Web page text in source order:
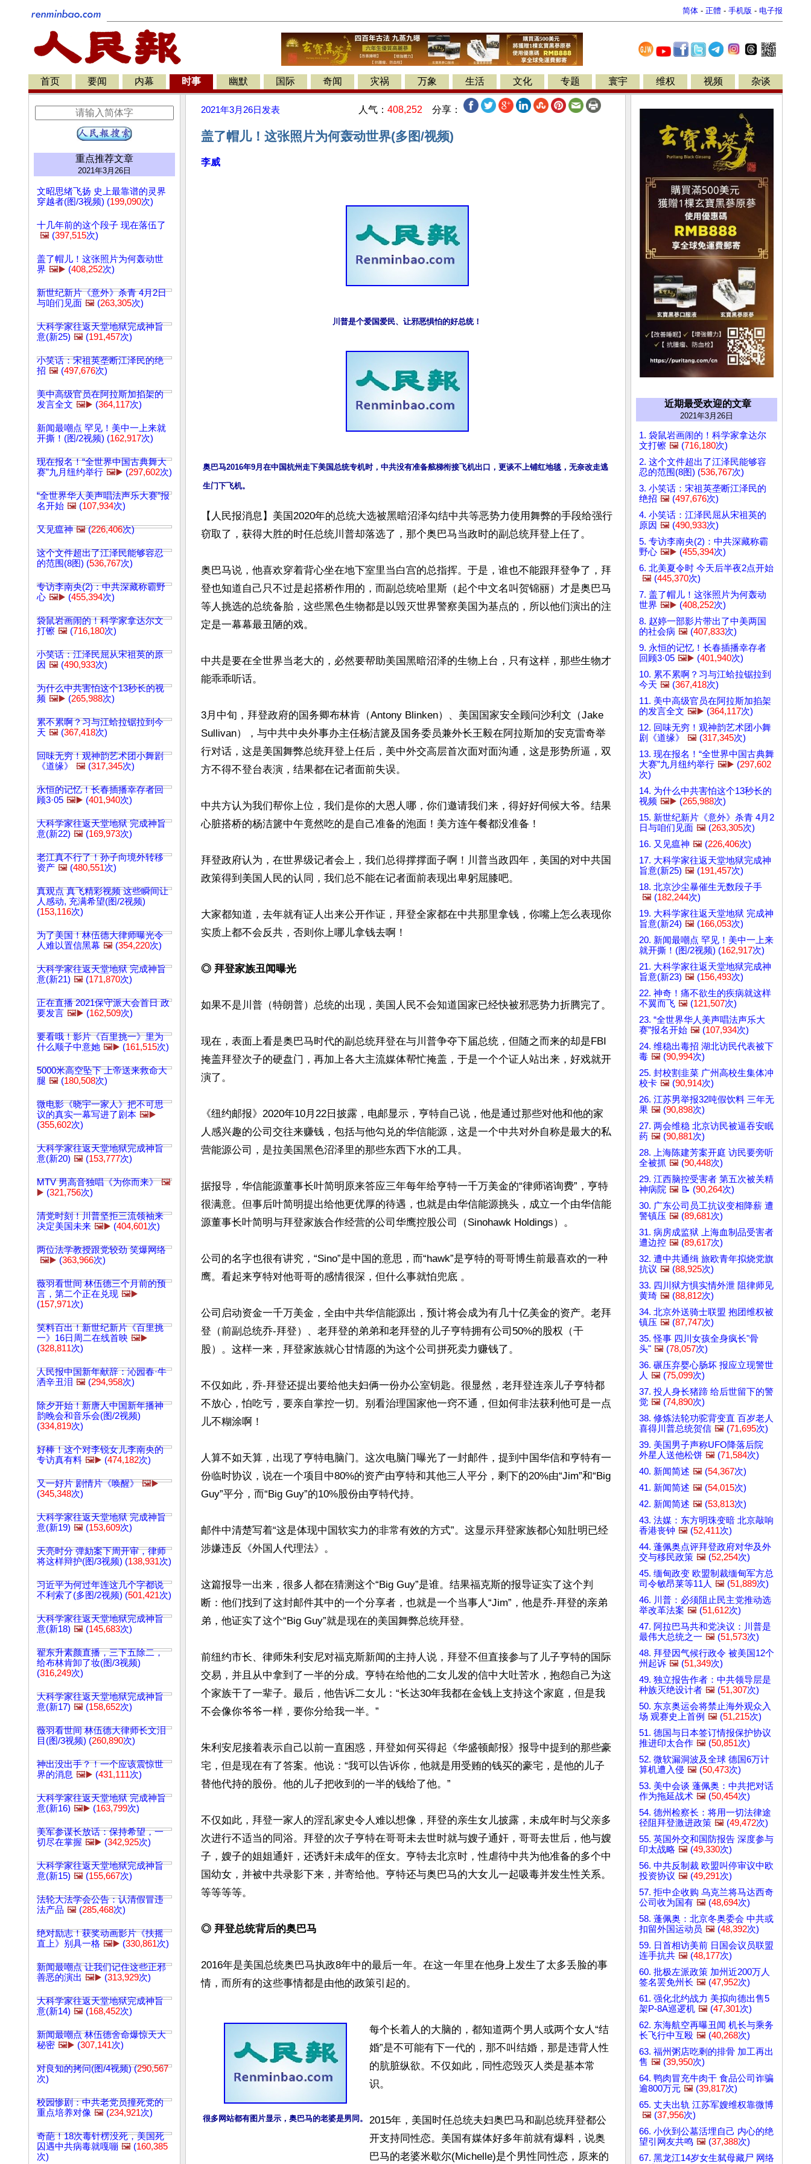
简体 - 正體 - 手机版 - 电子报
首页 要闻 内幕 时事 幽默 国际 奇闻 灾祸 万象 生活 文化 专题 寰宇 维权 视频 杂谈
重点推荐文章
2021年3月26日
文昭思绪飞扬 史上最靠谱的灵界
穿越者(图/3视频) (199,090次)
十几年前的这个段子 现在落伍了
🖼️ (397,515次)
盖了帽儿！这张照片为何轰动世
界 🖼️▶️ (408,252次)
新世纪新片《意外》杀青 4月2日
与咱们见面 🖼️ (263,305次)
大科学家往返天堂地狱完成神旨
意(新25) 🖼️ (191,457次)
小笑话：宋祖英垄断江泽民的绝
招 🖼️ (497,676次)
美中高级官员在阿拉斯加掐架的
发言全文 🖼️▶️ (364,117次)
新闻最嘲点 罕见！美中一上来就
开撕！(图/2视频) (162,917次)
现在报名！“全世界中国古典舞大
赛”九月纽约举行 🖼️▶️ (297,602次)
“全世界华人美声唱法声乐大赛”报
名开始 🖼️ (107,934次)
又见瘟神 🖼️(226,406次)
这个文件超出了江泽民能够容忍
的范围(8图) (536,767次)
专访李南央(2)：中共深藏称霸野
心 🖼️▶️ (455,394次)
袋鼠岩画闹的！科学家拿达尔文
打镲 🖼️ (716,180次)
小笑话：江泽民屈从宋祖英的原
因 🖼️ (490,933次)
为什么中共害怕这个13秒长的视
频 🖼️▶️ (265,988次)
累不累啊？习与江蛤拉锯拉到今
天 🖼️ (367,418次)
回味无穷！观神韵艺术团小舞剧
《道缘》
🖼️ (317,345次)
永恒的记忆！长春插播幸存者回
顾3·05 🖼️▶️ (401,940次)
大科学家往返天堂地狱 完成神旨
意(新22) 🖼️ (169,973次)
老江真不行了！孙子向境外转移
资产 🖼️ (480,551次)
真观点 真飞精彩视频 这些瞬间让
人感动, 充满希望(图/2视频)
(153,116次)
为了美国！林伍德大律师曝光令
人难以置信黑幕 🖼️ (354,220次)
大科学家往返天堂地狱 完成神旨
意(新21) 🖼️ (171,870次)
正在直播 2021保守派大会首日 政
要发言 🖼️▶️ (162,509次)
要看哦！影片《百里挑一》里为
什么顺子中意她 🖼️▶️ (161,515次)
5000米高空坠下 上帝送来救命大
腿 🖼️ (180,508次)
微电影《晓宇一家人》把不可思
议的真实一幕写进了剧本 🖼️▶️
(355,602次)
大科学家往返天堂地狱完成神旨
意(新20) 🖼️ (153,777次)
MTV 男高音独唱《为你而来》 🖼️
▶️ (321,756次)
清党时刻！川普坚拒三流领袖来
决定美国未来 🖼️▶️ (404,601次)
两位法学教授跟党较劲 笑爆网络
🖼️▶️ (363,966次)
薇羽看世间 林伍德三个月前的预
言，第二个正在兑现 🖼️▶️
(157,971次)
笑料百出！新世纪新片《百里挑
一》16日周二在线首映 🖼️▶️
(328,811次)
人民报中国新年献辞：沁园春·牛
洒辛丑泪 🖼️ (294,958次)
除夕开始！新唐人中国新年播神
韵晚会和音乐会(图/2视频)
(334,819次)
好棒！这个对李锐女儿李南央的
专访真有料 🖼️▶️ (474,182次)
又一好片 剧情片《唤醒》 🖼️▶️
(345,348次)
大科学家往返天堂地狱 完成神旨
意(新19) 🖼️ (153,609次)
天亮时分 弹劾案下周开审，律师
将这样辩护(图/3视频) (138,931次)
习近平为何过年连这几个字都说
不利索了(多图/2视频) (501,421次)
大科学家往返天堂地狱完成神旨
意(新18) 🖼️ (145,683次)
翟东升素颜直播，三下五除二，
给布林肯卸了妆(图/3视频)
(316,249次)
大科学家往返天堂地狱完成神旨
意(新17) 🖼️ (158,652次)
薇羽看世间 林伍德大律师长文泪
目(图/3视频) (260,890次)
神出没出手？！一个应该震惊世
界的消息 🖼️▶️ (431,111次)
大科学家往返天堂地狱 完成神旨
意(新16) 🖼️▶️ (163,799次)
美军参谋长放话：保持希望，一
切尽在掌握 🖼️▶️ (342,925次)
大科学家往返天堂地狱完成神旨
意(新15) 🖼️ (155,667次)
法轮大法学会公告：认清假冒违
法产品 🖼️ (285,468次)
绝对励志！获奖动画影片《扶摇
直上》别具一格 🖼️▶️ (330,861次)
新闻最嘲点 让我们记住这些正邪
善恶的演出 🖼️▶️ (313,929次)
大科学家往返天堂地狱完成神旨
意(新14) 🖼️ (168,452次)
新闻最嘲点 林伍德舍命爆惊天大
秘密 🖼️▶️ (307,141次)
对良知的拷问(图/4视频) (290,567
次)
校园惨剧：中共老党员撞死党的
重点培养对像 🖼️ (234,921次)
奇葩！18次毒针楞没死，美国死
囚遇中共病毒就嘎嘣 🖼️ (160,385
次)
2021年3月26日 发表 人气： 408,252 分享：
盖了帽儿！这张照片为何轰动世界(多图/视频)
李威
川普是个爱国爱民、让邪恶惧怕的好总统！
奥巴马2016年9月在中国杭州走下美国总统专机时，中共没有准备舷梯衔接飞机出口，更谈不上铺红地毯，无奈改走逃
生门下飞机。
【人民报消息】美国2020年的总统大选被黑暗沼泽勾结中共等恶势力使用舞弊的手段给强行
窃取了，获得大胜的时任总统川普却落选了，那个奥巴马当政时的副总统拜登上任了。
奥巴马说，他喜欢穿着背心坐在地下室里当白宫的总指挥。于是，谁也不能跟拜登争了，拜
登也知道自己只不过是起搭桥作用的，而副总统哈里斯（起个中文名叫贺锦丽）才是奥巴马
等人挑选的总统备胎，这些黑色生物都是以毁灭世界警察美国为基点的，所以他们演出的注
定是一幕幕最丑陋的戏。
中共是要在全世界当老大的，必然要帮助美国黑暗沼泽的生物上台，只有这样，那些生物才
能乖乖听话。
3月中旬，拜登政府的国务卿布林肯（Antony Blinken）、美国国家安全顾问沙利文（Jake
Sullivan），与中共中央外事办主任杨洁篪及国务委员兼外长王毅在阿拉斯加的安克雷奇举
行对话，这是美国舞弊总统拜登上任后，美中外交高层首次面对面沟通，这是形势所逼，双
方不得不登台表演，结果都在记者面前失误。
中共方认为我们帮你上位，我们是你的大恩人哪，你们邀请我们来，得好好伺候大爷。结果
心脏搭桥的杨洁篪中午竟然吃的是自己准备的泡面！美方连午餐都没准备！
拜登政府认为，在世界级记者会上，我们总得撑撑面子啊！川普当政四年，美国的对中共国
政策得到美国人民的认同，我们总不能在记者面前表现出卑躬屈膝吧。
大家都知道，去年就有证人出来公开作证，拜登全家都在中共那里拿钱，你嘴上怎么表现你
实质上都不会反共，否则你上哪儿拿钱去啊！
◎ 拜登家族丑闻曝光
如果不是川普（特朗普）总统的出现，美国人民不会知道国家已经快被邪恶势力折腾完了。
现在，表面上看是奥巴马时代的副总统拜登在与川普争夺下届总统，但随之而来的却是FBI
掩盖拜登次子的硬盘门，再加上各大主流媒体帮忙掩盖，于是一个个证人站出来，好戏就开
演了。
《纽约邮报》2020年10月22日披露，电邮显示，亨特自己说，他是通过那些对他和他的家
人感兴趣的公司交往来赚钱，包括与他勾兑的华信能源，这是一个中共对外自称是最大的私
营能源公司，是拉美国黑色沼泽里的那些东西下水的工具。
据报导，华信能源董事长叶简明原来答应三年每年给亨特一千万美金的“律师谘询费”，亨特
很满意。但事后叶简明提出给他更优厚的待遇，也就是由华信能源挑头，成立一个由华信能
源董事长叶简明与拜登家族合作经营的公司华鹰控股公司（Sinohawk Holdings）。
公司的名字也很有讲究，“Sino”是中国的意思，而“hawk”是亨特的哥哥博生前最喜欢的一种
鹰。看起来亨特对他哥哥的感情很深，但什么事就怕兜底 。
公司启动资金一千万美金，全由中共华信能源出，预计将会成为有几十亿美金的资产。老拜
登（前副总统乔-拜登）、老拜登的弟弟和老拜登的儿子亨特拥有公司50%的股权（干
股）。这样一来，拜登家族就心甘情愿的为这个公司拼死卖力赚钱了。
不仅如此，乔-拜登还提出要给他夫妇俩一份办公室钥匙。很显然，老拜登连亲儿子亨特都
不放心，怕吃亏，要亲自掌控一切。别看治理国家他一窍不通，但如何非法获利他可是一点
儿不糊涂啊！
人算不如天算，出现了亨特电脑门。这次电脑门曝光了一封邮件，提到中国华信和亨特有一
份临时协议，说在一个项目中80%的资产由亨特和其他三人平分，剩下的20%由“Jim”和“Big
Guy”平分，而“Big Guy”的10%股份由亨特代持。
邮件中清楚写着“这是体现中国软实力的非常有效的方式”。这显示拜登家族都心知肚明已经
涉嫌违反《外国人代理法》。
这篇报导一出来，很多人都在猜测这个“Big Guy”是谁。结果福克斯的报导证实了这个判
断：他们找到了这封邮件其中的一个分享者，也就是一个当事人“Jim”，他是乔-拜登的亲弟
弟，他证实了这个“Big Guy”就是现在的美国舞弊总统拜登。
前纽约市长、律师朱利安尼对福克斯新闻的主持人说，拜登不但直接参与了儿子亨特的国际
交易，并且从中拿到了一半的分成。亨特在给他的二女儿发的信中大吐苦水，抱怨自己为这
个家族干了一辈子。最后，他告诉二女儿：“长达30年我都在金钱上支持这个家庭，但是我
不会像你爷爷一样，要你分给我一半。”
朱利安尼接着表示自己以前一直困惑，拜登如何买得起《华盛顿邮报》报导中提到的那些豪
宅，但是现在有了答案。他说：“我可以告诉你，他就是用受贿的钱买的豪宅，是他的儿子
替他代持的股份。他的儿子把收到的一半的钱给了他。”
不仅如此，拜登一家人的淫乱家史令人难以想像，拜登的亲生女儿披露，未成年时与父亲多
次进行不适当的同浴。拜登的次子亨特在哥哥未去世时就与嫂子通奸，哥哥去世后，他与嫂
子，嫂子的姐姐通奸，还诱奸未成年的侄女。亨特去北京时，性虐待中共为他准备的多个中
国幼女，并被中共录影下来，并寄给他。亨特还与奥巴马的大女儿一起吸毒并发生性关系。
等等等等。
◎ 拜登总统背后的奥巴马
2016年是美国总统奥巴马执政8年中的最后一年。在这一年里在他身上发生了太多丢脸的事
情，而所有的这些事情都是由他的政策引起的。
很多网站都有图片显示，奥巴马的老婆是男同。
每个长着人的大脑的，都知道两个男人或两个女人“结
婚”是不可能有下一代的，那不叫结婚，那是违背人性
的肮脏纵欲。不仅如此，同性恋毁灭人类是基本常
识。
2015年，美国时任总统夫妇奥巴马和副总统拜登都公
开支持同性恋。美国有媒体好多年前就有爆料，说奥
巴马的老婆米歇尔(Michelle)是个男性同性恋，原来的
近期最受欢迎的文章
2021年3月26日
1. 袋鼠岩画闹的！科学家拿达尔
文打镲 🖼️ (716,180次)
2. 这个文件超出了江泽民能够容
忍的范围(8图) (536,767次)
3. 小笑话：宋祖英垄断江泽民的
绝招 🖼️ (497,676次)
4. 小笑话：江泽民屈从宋祖英的
原因 🖼️ (490,933次)
5. 专访李南央(2)：中共深藏称霸
野心 🖼️▶️ (455,394次)
6. 北美夏令时 今天后半夜2点开始
🖼️ (445,370次)
7. 盖了帽儿！这张照片为何轰动
世界 🖼️▶️ (408,252次)
8. 赵婷一部影片带出了中美两国
的社会病 🖼️ (407,833次)
9. 永恒的记忆！长春插播幸存者
回顾3·05 🖼️▶️ (401,940次)
10. 累不累啊？习与江蛤拉锯拉到
今天 🖼️ (367,418次)
11. 美中高级官员在阿拉斯加掐架
的发言全文 🖼️▶️ (364,117次)
12. 回味无穷！观神韵艺术团小舞
剧《道缘》
🖼️ (317,345次)
13. 现在报名！“全世界中国古典舞
大赛”九月纽约举行 🖼️▶️ (297,602
次)
14. 为什么中共害怕这个13秒长的
视频 🖼️▶️ (265,988次)
15. 新世纪新片《意外》杀青 4月2
日与咱们见面 🖼️ (263,305次)
16. 又见瘟神 🖼️ (226,406次)
17. 大科学家往返天堂地狱完成神
旨意(新25) 🖼️ (191,457次)
18. 北京沙尘暴催生无数段子手
🖼️ (182,244次)
19. 大科学家往返天堂地狱 完成神
旨意(新24) 🖼️ (166,053次)
20. 新闻最嘲点 罕见！美中一上来
就开撕！(图/2视频) (162,917次)
21. 大科学家往返天堂地狱完成神
旨意(新23) 🖼️ (156,493次)
22. 神奇！痛不欲生的疾病就这样
不翼而飞 🖼️ (121,507次)
23. “全世界华人美声唱法声乐大
赛”报名开始 🖼️ (107,934次)
24. 维稳出毒招 湖北访民代表被下
毒 🖼️ (90,994次)
25. 封校割韭菜 广州高校生集体冲
校卡 🖼️ (90,914次)
26. 江苏男举报32吨假饮料 三年无
果 🖼️ (90,898次)
27. 两会维稳 北京访民被逼吞安眠
药 🖼️ (90,881次)
28. 上海陈建芳案开庭 访民要旁听
全被抓 🖼️ (90,448次)
29. 江西脑控受害者 第五次被关精
神病院 🖼️ 📝 (90,264次)
30. 广东公司员工抗议变相降薪 遭
警镇压 🖼️ (89,681次)
31. 病房成监狱 上海血制品受害者
遭边控 🖼️ (89,617次)
32. 遭中共通缉 旅欧青年拟烧党旗
抗议 🖼️ (88,925次)
33. 四川狱方惧实情外泄 阻律师见
黄琦 🖼️ (88,812次)
34. 北京外送骑士联盟 抱团维权被
镇压 🖼️ (87,747次)
35. 怪事 四川女孩全身疯长"骨
头" 🖼️ (78,057次)
36. 碾压弃婴心肠坏 报应立现警世
人 🖼️ (75,099次)
37. 投人身长猪蹄 给后世留下的警
觉 🖼️ (74,890次)
38. 修炼法轮功驼背变直 百岁老人
喜得川普总统贺信 🖼️ (71,695次)
39. 美国男子声称UFO降落后院
外星人送他松饼 🖼️ (71,584次)
40. 新闻简述 🖼️ (54,367次)
41. 新闻简述 🖼️ (54,015次)
42. 新闻简述 🖼️ (53,813次)
43. 法媒：东方明珠变暗 北京敲响
香港丧钟 🖼️ (52,411次)
44. 蓬佩奥点评拜登政府对华及外
交与移民政策 🖼️ (52,254次)
45. 缅甸政变 欧盟制裁缅甸军方总
司令敏昂莱等11人 🖼️ (51,889次)
46. 川普：必须阻止民主党推动选
举改革法案 🖼️ (51,612次)
47. 阿拉巴马共和党决议：川普是
最伟大总统之一 🖼️ (51,573次)
48. 拜登因气候行政令 被美国12个
州起诉 🖼️ (51,349次)
49. 独立报告作者：中共领导层是
种族灭绝设计者 🖼️ (51,307次)
50. 东京奥运会将禁止海外观众入
场 观赛史上首例 🖼️ (51,215次)
51. 德国与日本签订情报保护协议
推进印太合作 🖼️ (50,851次)
52. 微软漏洞波及全球 德国6万计
算机遭入侵 🖼️ (50,473次)
53. 美中会谈 蓬佩奥：中共把对话
作为拖延战术 🖼️ (50,454次)
54. 德州检察长：将用一切法律途
径阻拜登激进政策 🖼️ (49,472次)
55. 英国外交和国防报告 深度参与
印太战略 🖼️ (49,330次)
56. 中共反制裁 欧盟叫停审议中欧
投资协议 🖼️ (49,291次)
57. 拒中企收购 乌克兰将马达西奇
公司收为国有 🖼️ (48,694次)
58. 蓬佩奥：北京冬奥委会 中共或
扣留外国运动员 🖼️ (48,392次)
59. 日首相访美前 日国会议员联盟
连手抗共 🖼️ (48,177次)
60. 批极左派政策 加州近200万人
签名罢免州长 🖼️ (47,952次)
61. 强化北约战力 美拟向德出售5
架P-8A巡逻机 🖼️ (47,301次)
62. 东海航空再曝丑闻 机长与乘务
长飞行中互殴 🖼️ (40,268次)
63. 福州粥店吃剩的排骨 加工再出
售 🖼️ (39,950次)
64. 鸭肉冒充牛肉干 食品公司诈骗
逾800万元 🖼️ (39,817次)
65. 丈夫出轨 江苏军嫂维权靠微博
🖼️ (37,956次)
66. 小伙到公墓活埋自己 内心的绝
望引网友共鸣 🖼️ (37,388次)
67. 黑龙江14岁女生弑母藏尸 网络